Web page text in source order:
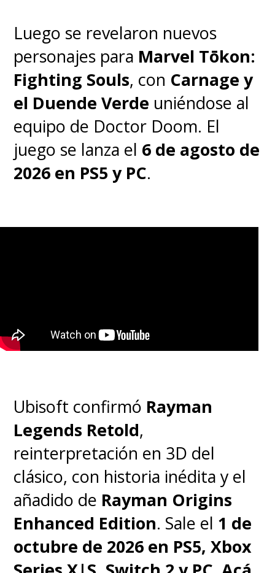
Luego se revelaron nuevos
personajes para Marvel Tōkon:
Fighting Souls, con Carnage y
el Duende Verde uniéndose al
equipo de Doctor Doom. El
juego se lanza el 6 de agosto de
2026 en PS5 y PC.
Ubisoft confirmó Rayman
Legends Retold,
reinterpretación en 3D del
clásico, con historia inédita y el
añadido de Rayman Origins
Enhanced Edition. Sale el 1 de
octubre de 2026 en PS5, Xbox